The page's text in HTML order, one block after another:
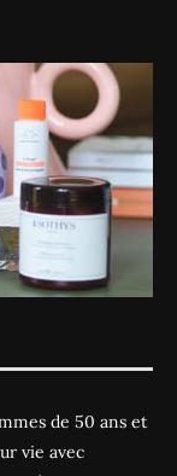
de 50 ans et
vie avec